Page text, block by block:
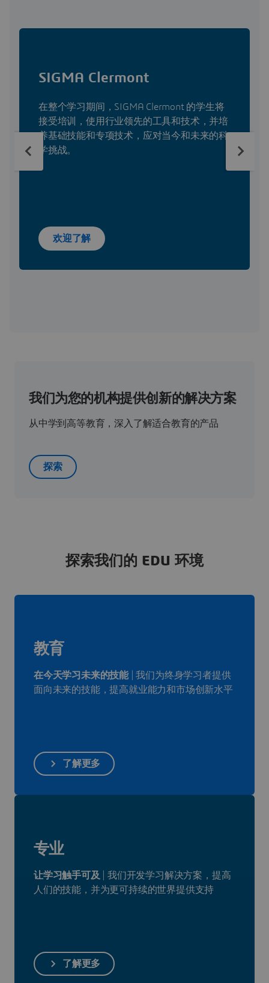
SIGMA Clermont
在整个学习期间，SIGMA Clermont 的学生将
接受培训，使用行业领先的工具和技术，并培
养基础技能和专项技术，应对当今和未来的科
学挑战。
欢迎了解
我们为您的机构提供创新的解决方案
从中学到高等教育，深入了解适合教育的产品
探索
探索我们的 EDU 环境
教育
在今天学习未来的技能| 我们为终身学习者提供
面向未来的技能，提高就业能力和市场创新水平
了解更多
专业
让学习触手可及 | 我们开发学习解决方案，提高
人们的技能，并为更可持续的世界提供支持
了解更多